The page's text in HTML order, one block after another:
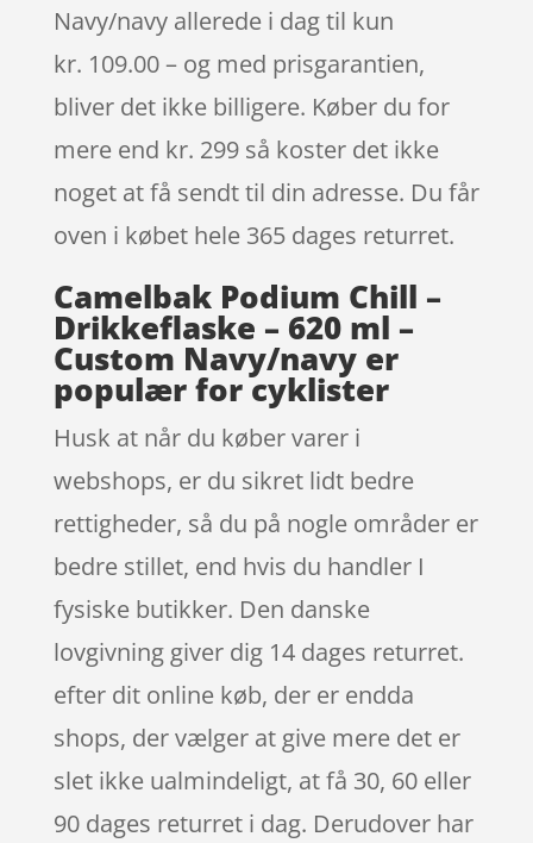
Navy/navy allerede i dag til kun
kr. 109.00 – og med prisgarantien,
bliver det ikke billigere. Køber du for
mere end kr. 299 så koster det ikke
noget at få sendt til din adresse. Du får
oven i købet hele 365 dages returret.
Camelbak Podium Chill –
Drikkeflaske – 620 ml –
Custom Navy/navy er
populær for cyklister
Husk at når du køber varer i
webshops, er du sikret lidt bedre
rettigheder, så du på nogle områder er
bedre stillet, end hvis du handler I
fysiske butikker. Den danske
lovgivning giver dig 14 dages returret.
efter dit online køb, der er endda
shops, der vælger at give mere det er
slet ikke ualmindeligt, at få 30, 60 eller
90 dages returret i dag. Derudover har